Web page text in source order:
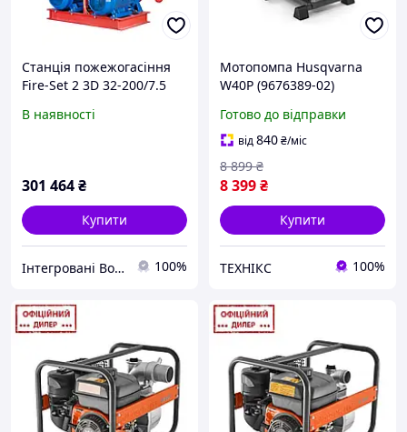
Станція пожежогасіння
Fire-Set 2 3D 32-200/7.5
(1роб+1рез)
В наявності
301 464₴
Купити
Інтегровані Водні Технології ТОВ 100%
Мотопомпа Husqvarna
W40P (9676389-02)
Готово до відправки
від840₴/міс
8 399₴
8 899 ₴
Купити
ТЕХНІКС 100%